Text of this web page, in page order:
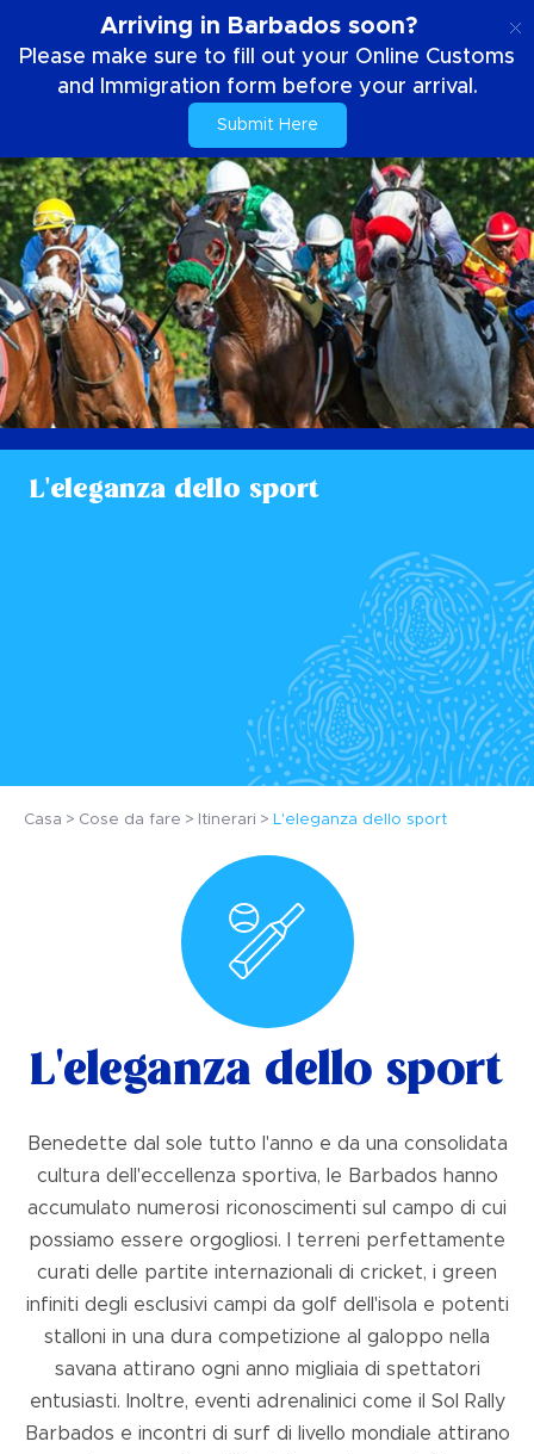
Arriving in Barbados soon?
Please make sure to fill out your Online Customs
and Immigration form before your arrival.
Submit Here
L'eleganza dello sport
Casa Cose da fare Itinerari L'eleganza dello sport
L'eleganza dello sport
Benedette dal sole tutto l'anno e da una consolidata
cultura dell'eccellenza sportiva, le Barbados hanno
accumulato numerosi riconoscimenti sul campo di cui
possiamo essere orgogliosi. I terreni perfettamente
curati delle partite internazionali di cricket, i green
infiniti degli esclusivi campi da golf dell'isola e potenti
stalloni in una dura competizione al galoppo nella
savana attirano ogni anno migliaia di spettatori
entusiasti. Inoltre, eventi adrenalinici come il Sol Rally
Barbados e incontri di surf di livello mondiale attirano